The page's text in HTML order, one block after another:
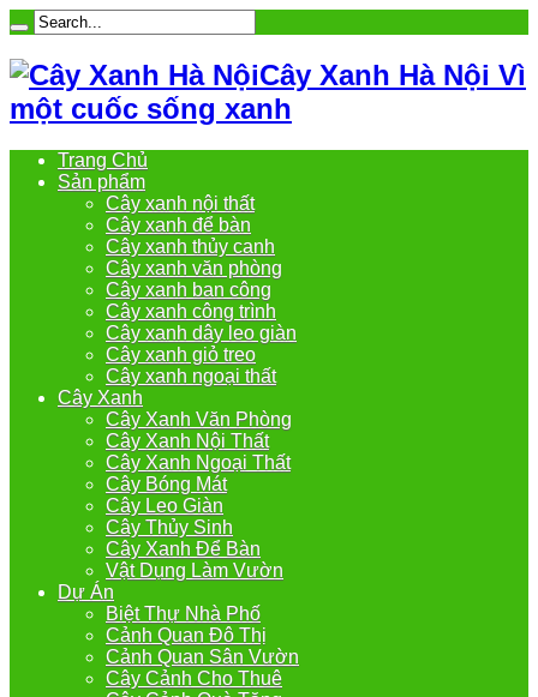
Cây Xanh Hà Nội Vì
một cuốc sống xanh
Trang Chủ
Sản phẩm
Cây xanh nội thất
Cây xanh để bàn
Cây xanh thủy canh
Cây xanh văn phòng
Cây xanh ban công
Cây xanh công trình
Cây xanh dây leo giàn
Cây xanh giỏ treo
Cây xanh ngoại thất
Cây Xanh
Cây Xanh Văn Phòng
Cây Xanh Nội Thất
Cây Xanh Ngoại Thất
Cây Bóng Mát
Cây Leo Giàn
Cây Thủy Sinh
Cây Xanh Để Bàn
Vật Dụng Làm Vườn
Dự Án
Biệt Thự Nhà Phố
Cảnh Quan Đô Thị
Cảnh Quan Sân Vườn
Cây Cảnh Cho Thuê